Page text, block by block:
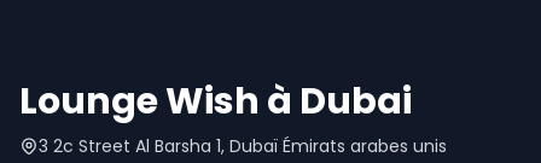
Lounge Wish à Dubai
3 2c Street Al Barsha 1, Dubaï Émirats arabes unis